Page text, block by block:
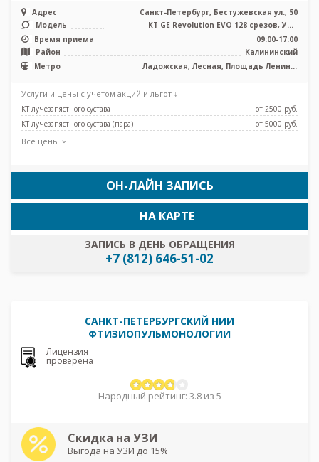
Адрес
Санкт-Петербург, Бестужевская ул., 50
Модель
КТ GE Revolution EVO 128 срезов, УЗИ
экспертного класса
Время приема
09:00-17:00
Район
Калининский
Метро
Ладожская, Лесная, Площадь Ленина,
Услуги и цены с учетом акций и льгот ↓
КТ лучезапястного сустава
от 2500 pуб.
КТ лучезапястного сустава (пара)
от 5000 pуб.
Все цены
ОН-ЛАЙН ЗАПИСЬ
ЗАПИСЬ В ДЕНЬ ОБРАЩЕНИЯ
+7 (812) 646-51-02
НА КАРТЕ
САНКТ-ПЕТЕРБУРГСКИЙ НИИ
ФТИЗИОПУЛЬМОНОЛОГИИ
Лицензия
проверена
Народный рейтинг: 3.8 из 5
Скидка на УЗИ
Выгода на УЗИ до 15%